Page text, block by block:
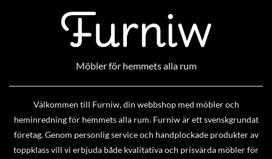
Möbler för hemmets alla rum
Välkommen till Furniw, din webbshop med möbler och
heminredning för hemmets alla rum. Furniw är ett svenskgrundat
företag. Genom personlig service och handplockade produkter av
toppklass vill vi erbjuda både kvalitativa och prisvärda möbler för